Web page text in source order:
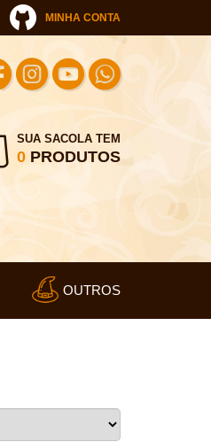
MINHA CONTA
SUA SACOLA TEM
0PRODUTOS
OUTROS